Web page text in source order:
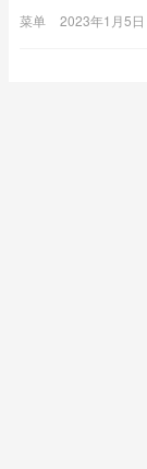
起来比较容易的呢
菜单 2023年1月5日